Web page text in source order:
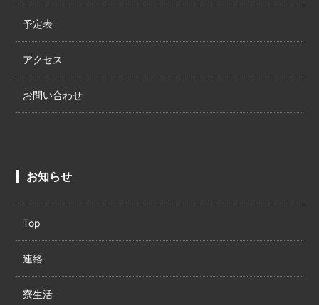
予定表
アクセス
お問い合わせ
お知らせ
Top
連絡
寮生活